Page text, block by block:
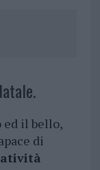
ed il bello,
di